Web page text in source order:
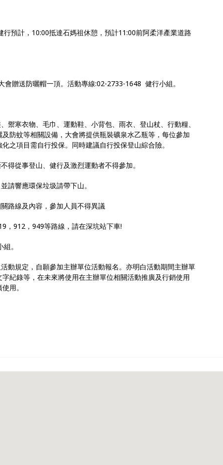
預計，10:00抵達石媽祖休憩，預計11:00前阿柔洋產業道路
贈送防曬帽一頂。活動專線:02-2733-1648 健行小組。
禦寒衣物、毛巾、運動鞋、小背包、雨衣、登山杖、行動糧、
防蚊等相關設備，大會將提供瓶裝礦泉水乙瓶等，每位參加
之項目需自行投保。同時建議自行投保登山綜合險。
得從事登山、健行及激烈運動者不得參加。
請響應環保垃圾請帶下山。
路線及內容，參加人員不得異議
，912，949等路線，請在深坑站下車!
。
動規定，自願參加主辦單位活動報名。亦明白活動期間主辦單
紀錄等，在未來將使用在主辦單位相關活動推廣及行銷使用
用。